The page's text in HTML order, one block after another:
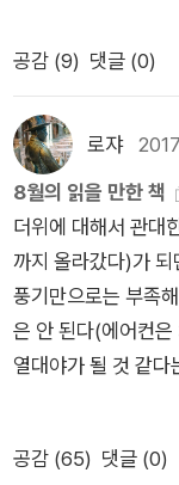
가 나이고 어디까
는 이원론적 사고방
점은 과연 언제일까
말해서 노화를 제거
폭 향상시키는 데 두
의 조건을 근본적으
이고 문화적인 운동
롬 주도 아래 결성된
머니즘에 숨어있는
지만 미래 방향성을 짐작게 해
고 있다. 하이데거 《
공감 (9) 댓글 (0)
로쟈
8월의 읽을 만한 책
더위에 대해서 관대
까지 올라갔다)가
풍기만으로는 부족
은 안 된다(에어컨
열대야가 될 것 같다
에서 돌아온 문재
다고. 2권짜리로 알
공감 (65) 댓글 (0)